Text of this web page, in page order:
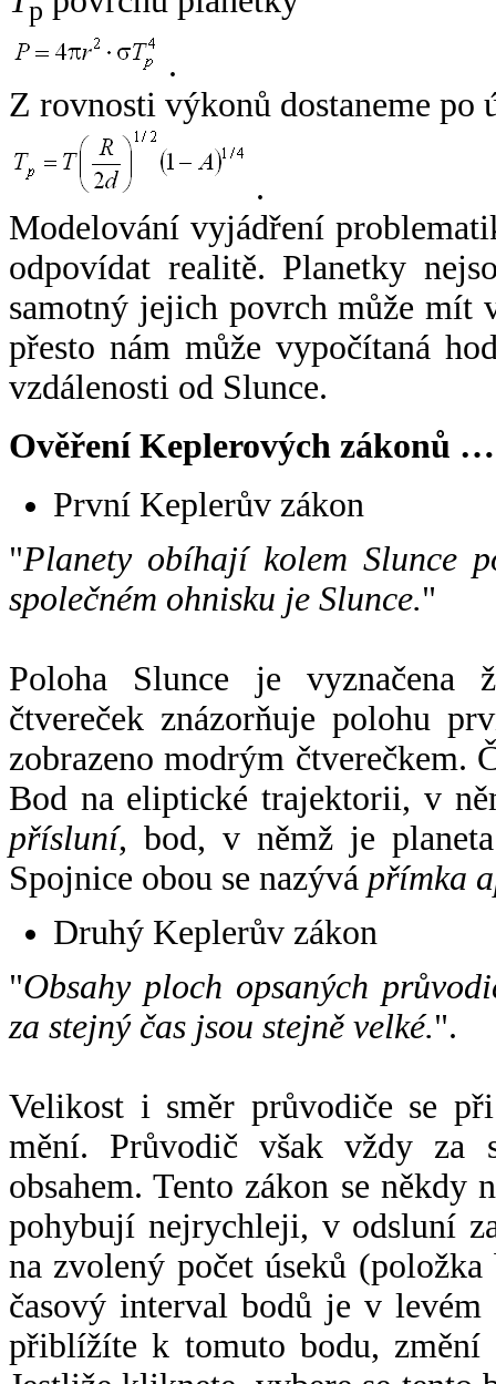
p
.
Z rovnosti výkonů dostaneme po
.
Modelování vyjádření
odpovídat realitě. Planetky
samotný jejich povrch může mít
přesto nám může vypočítaná
vzdálenosti od Slunce.
Ověření Keplerových zákonů …
První Keplerův zákon
"Planety obíhají kolem Slunce
společném ohnisku je Slunce."
Poloha Slunce je vyznačena
čtvereček znázorňuje polohu
zobrazeno modrým čtverečkem.
Bod na eliptické trajektorii, v
přísluní, bod, v němž je
Spojnice obou se nazývá přímka
Druhý Keplerův zákon
"Obsahy ploch opsaných
za stejný čas jsou stejně velké.".
Velikost i směr průvodiče se
mění. Průvodič však vždy za
obsahem. Tento zákon se někdy
pohybují nejrychleji, v odsluní
na zvolený počet úseků
časový interval bodů je v
přiblížíte k tomuto bodu,